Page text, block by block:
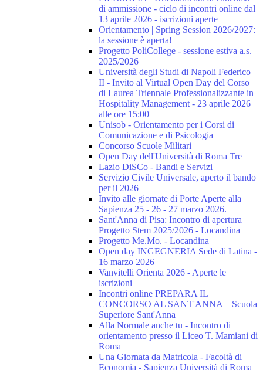
di ammissione - ciclo di incontri online dal
13 aprile 2026 - iscrizioni aperte
Orientamento | Spring Session 2026/2027:
la sessione è aperta!
Progetto PoliCollege - sessione estiva a.s.
2025/2026
Università degli Studi di Napoli Federico
II - Invito al Virtual Open Day del Corso
di Laurea Triennale Professionalizzante in
Hospitality Management - 23 aprile 2026
alle ore 15:00
Unisob - Orientamento per i Corsi di
Comunicazione e di Psicologia
Concorso Scuole Militari
Open Day dell'Università di Roma Tre
Lazio DiSCo - Bandi e Servizi
Servizio Civile Universale, aperto il bando
per il 2026
Invito alle giornate di Porte Aperte alla
Sapienza 25 - 26 - 27 marzo 2026.
Sant'Anna di Pisa: Incontro di apertura
Progetto Stem 2025/2026 - Locandina
Progetto Me.Mo. - Locandina
Open day INGEGNERIA Sede di Latina -
16 marzo 2026
Vanvitelli Orienta 2026 - Aperte le
iscrizioni
Incontri online PREPARA IL
CONCORSO AL SANT'ANNA – Scuola
Superiore Sant'Anna
Alla Normale anche tu - Incontro di
orientamento presso il Liceo T. Mamiani di
Roma
Una Giornata da Matricola - Facoltà di
Economia - Sapienza Università di Roma